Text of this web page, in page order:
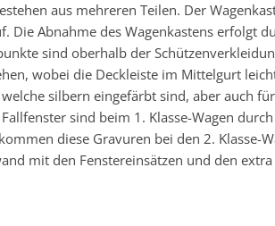
aus mehreren Teilen. Der
Die Abnahme des Wagenkastens erfolgt
sind oberhalb der
wobei die Deckleiste im Mittelgurt
silbern eingefärbt sind, aber auch
sind beim 1. Klasse-Wagen
diese Gravuren bei den 2. Klasse-
mit den Fenstereinsätzen und den extra